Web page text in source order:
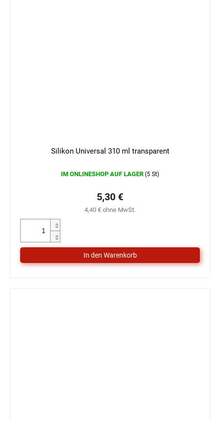
Silikon Universal 310 ml transparent
IM ONLINESHOP AUF LAGER (5 St)
4,40 € ohne MwSt.
5,30 €